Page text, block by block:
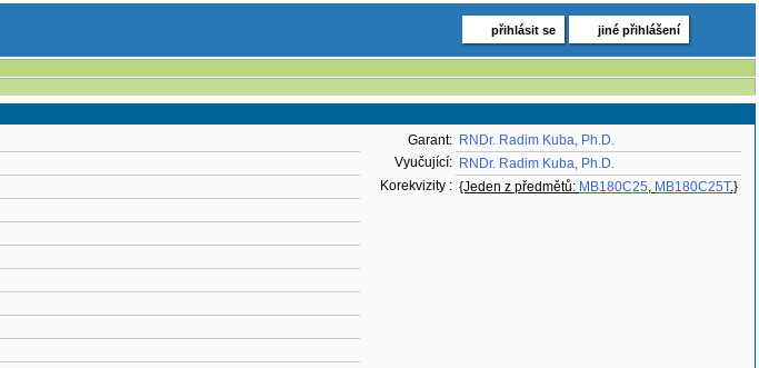
přihlásit se jiné přihlášení
Garant: RNDr. Radim Kuba, Ph.D.
Vyučující: RNDr. Radim Kuba, Ph.D.
Korekvizity : {Jeden z předmětů: MB180C25, MB180C25T.}